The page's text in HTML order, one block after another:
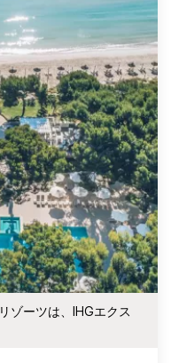
ゾーツは、IHGエクス